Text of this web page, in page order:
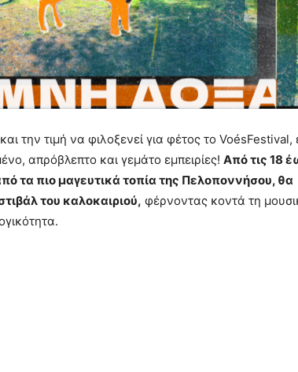
την τιμή να φιλοξενεί για φέτος το VoésFestival,
απρόβλεπτο και γεμάτο εμπειρίες! Από τις 18
τα πιο μαγευτικά τοπία της Πελοποννήσου, θα
του καλοκαιριού, φέρνοντας κοντά τη